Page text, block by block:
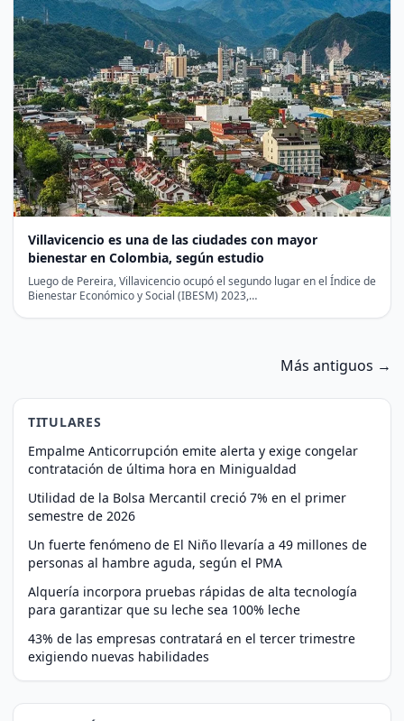
Villavicencio es una de las ciudades con mayor
bienestar en Colombia, según estudio
Luego de Pereira, Villavicencio ocupó el segundo lugar en el Índice de
Bienestar Económico y Social (IBESM) 2023,…
Más antiguos →
TITULARES
Empalme Anticorrupción emite alerta y exige congelar
contratación de última hora en Minigualdad
Utilidad de la Bolsa Mercantil creció 7% en el primer
semestre de 2026
Un fuerte fenómeno de El Niño llevaría a 49 millones de
personas al hambre aguda, según el PMA
Alquería incorpora pruebas rápidas de alta tecnología
para garantizar que su leche sea 100% leche
43% de las empresas contratará en el tercer trimestre
exigiendo nuevas habilidades